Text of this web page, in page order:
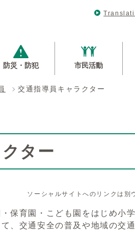
防災・防犯 市民活動
交通指導員キャラクター
ター
ソーシャルサイトへのリンクは別
保育園・こども園をはじめ小
、交通安全の普及や地域の交